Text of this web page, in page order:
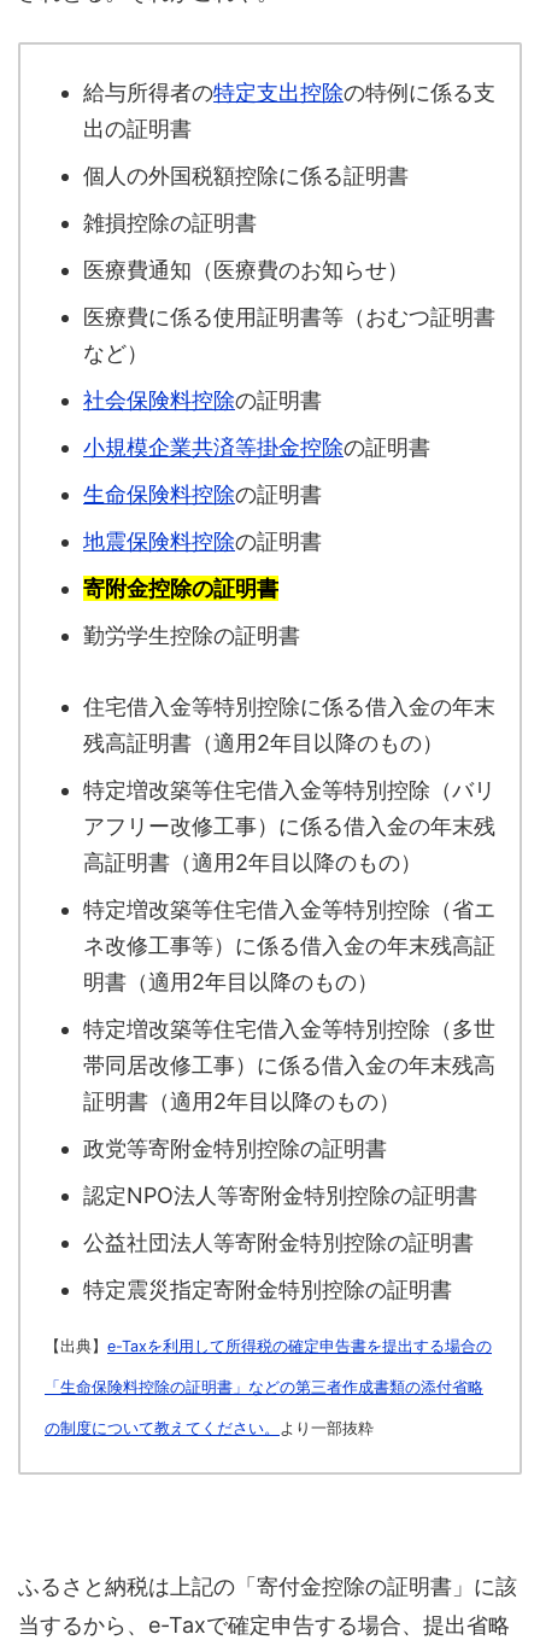
給与所得者の特定支出控除の特例に係る支
出の証明書
個人の外国税額控除に係る証明書
雑損控除の証明書
医療費通知（医療費のお知らせ）
医療費に係る使用証明書等（おむつ証明書
など）
社会保険料控除の証明書
小規模企業共済等掛金控除の証明書
生命保険料控除の証明書
地震保険料控除の証明書
寄附金控除の証明書
勤労学生控除の証明書
住宅借入金等特別控除に係る借入金の年末
残高証明書（適用2年目以降のもの）
特定増改築等住宅借入金等特別控除（バリ
アフリー改修工事）に係る借入金の年末残
高証明書（適用2年目以降のもの）
特定増改築等住宅借入金等特別控除（省エ
ネ改修工事等）に係る借入金の年末残高証
明書（適用2年目以降のもの）
特定増改築等住宅借入金等特別控除（多世
帯同居改修工事）に係る借入金の年末残高
証明書（適用2年目以降のもの）
政党等寄附金特別控除の証明書
認定NPO法人等寄附金特別控除の証明書
公益社団法人等寄附金特別控除の証明書
特定震災指定寄附金特別控除の証明書
【出典】 e-Taxを利用して所得税の確定申告書を提出する場合の
「生命保険料控除の証明書」などの第三者作成書類の添付省略
の制度について教えてください。 より一部抜粋
ふるさと納税は上記の「寄付金控除の証明書」に該
当するから、e-Taxで確定申告する場合、提出省略